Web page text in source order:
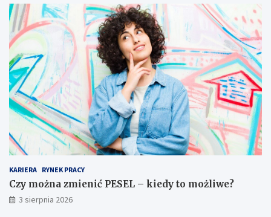
KARIERA RYNEK PRACY
Czy można zmienić PESEL – kiedy to możliwe?
3 sierpnia 2026